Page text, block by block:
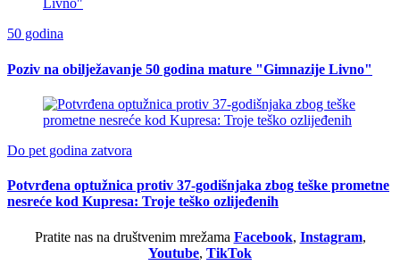
50 godina
Poziv na obilježavanje 50 godina mature "Gimnazije Livno"
Do pet godina zatvora
Potvrđena optužnica protiv 37-godišnjaka zbog teške prometne
nesreće kod Kupresa: Troje teško ozlijeđenih
Pratite nas na društvenim mrežama Facebook, Instagram,
Youtube, TikTok